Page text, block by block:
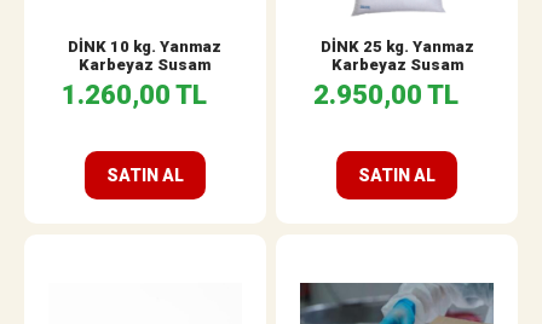
DİNK 10 kg. Yanmaz
Karbeyaz Susam
1.260,00 TL
SATIN AL
DİNK 25 kg. Yanmaz
Karbeyaz Susam
2.950,00 TL
SATIN AL